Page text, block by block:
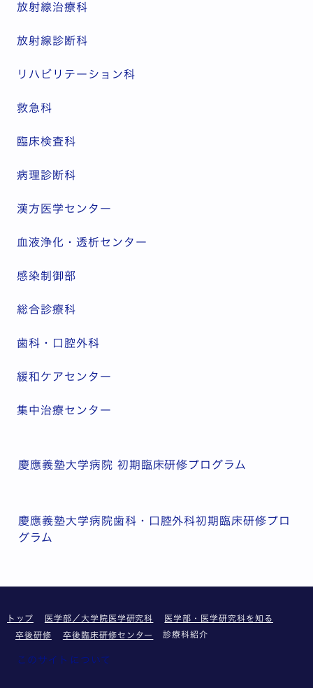
放射線治療科
放射線診断科
リハビリテーション科
救急科
臨床検査科
病理診断科
漢方医学センター
血液浄化・透析センター
感染制御部
総合診療科
歯科・口腔外科
緩和ケアセンター
集中治療センター
慶應義塾大学病院 初期臨床研修プログラム
慶應義塾大学病院歯科・口腔外科初期臨床研修プロ
グラム
トップ 医学部／大学院医学研究科
医学部・医学研究科を知る
卒後研修
卒後臨床研修センター 診療科紹介
このサイトについて